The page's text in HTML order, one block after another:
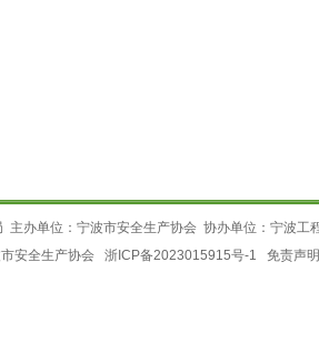
主办单位：宁波市安全生产协会 协办单位：宁波工
安全生产协会 浙ICP备2023015915号-1 免责声明